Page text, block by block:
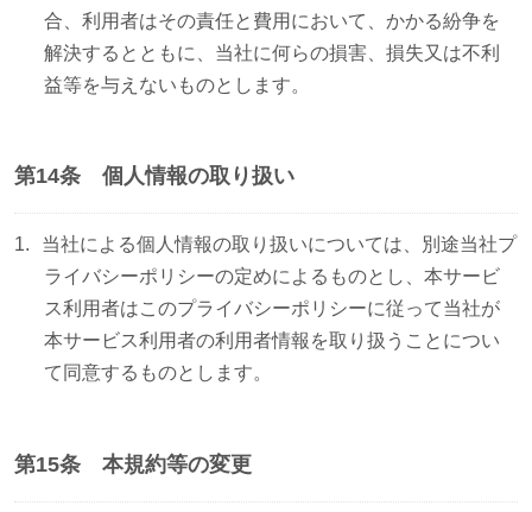
合、利用者はその責任と費用において、かかる紛争を
解決するとともに、当社に何らの損害、損失又は不利
益等を与えないものとします。
第14条 個人情報の取り扱い
当社による個人情報の取り扱いについては、別途当社プ
ライバシーポリシーの定めによるものとし、本サービ
ス利用者はこのプライバシーポリシーに従って当社が
本サービス利用者の利用者情報を取り扱うことについ
て同意するものとします。
第15条 本規約等の変更